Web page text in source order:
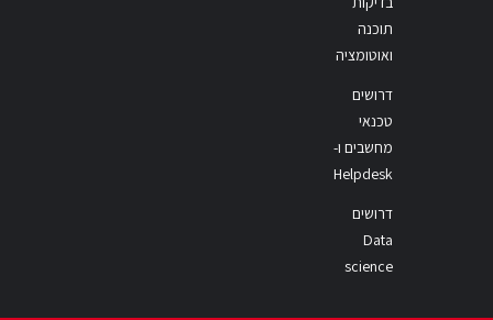
תוכנה
ואוטומציה
דרושים
טכנאי
מחשבים ו-
Helpdesk
דרושים
Data
science